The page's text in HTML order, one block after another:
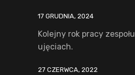
17 GRUDNIA, 2024
Kolejny rok pracy
ujęciach.
27 CZERWCA, 2022